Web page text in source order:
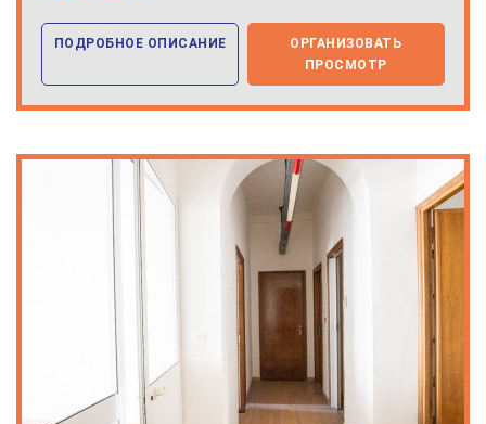
ПОДРОБНОЕ ОПИСАНИЕ
ОРГАНИЗОВАТЬ
ПРОСМОТР